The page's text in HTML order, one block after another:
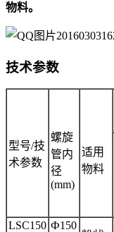
物料。
技术参数
型号/技
术参数
螺旋
管内
径
(mm)
适用
物料
LSC150 Ф150